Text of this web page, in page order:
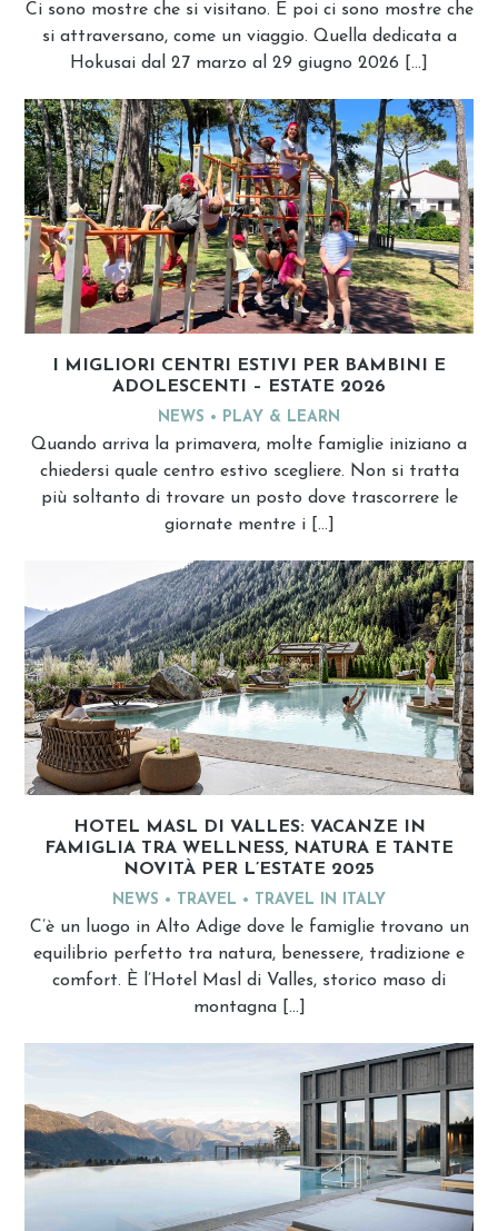
Ci sono mostre che si visitano. E poi ci sono mostre che
si attraversano, come un viaggio. Quella dedicata a
Hokusai dal 27 marzo al 29 giugno 2026 […]
I MIGLIORI CENTRI ESTIVI PER BAMBINI E
ADOLESCENTI – ESTATE 2026
NEWS PLAY & LEARN
Quando arriva la primavera, molte famiglie iniziano a
chiedersi quale centro estivo scegliere. Non si tratta
più soltanto di trovare un posto dove trascorrere le
giornate mentre i […]
HOTEL MASL DI VALLES: VACANZE IN
FAMIGLIA TRA WELLNESS, NATURA E TANTE
NOVITÀ PER L’ESTATE 2025
NEWS TRAVEL TRAVEL IN ITALY
C’è un luogo in Alto Adige dove le famiglie trovano un
equilibrio perfetto tra natura, benessere, tradizione e
comfort. È l’Hotel Masl di Valles, storico maso di
montagna […]